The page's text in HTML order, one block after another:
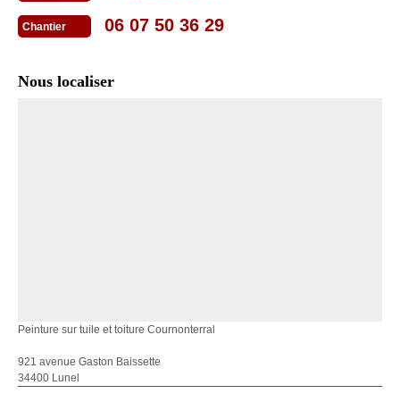
Chantier 06 07 50 36 29
Nous localiser
Peinture sur tuile et toiture Cournonterral
921 avenue Gaston Baissette
34400 Lunel